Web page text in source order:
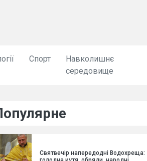
Спорт
Навколишнє
середовище
Святвечір напередодні Водохреща: